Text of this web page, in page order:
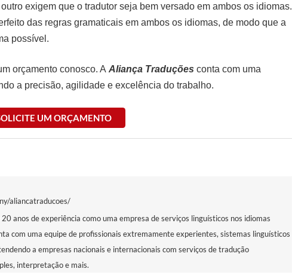
exigem que o tradutor seja bem versado em ambos os idiomas.
das regras gramaticais em ambos os idiomas, de modo que a
possível.
orçamento conosco. A Aliança Traduções conta com uma
a precisão, agilidade e excelência do trabalho.
UM ORÇAMENTO
aliancatraducoes/
anos de experiência como uma empresa de serviços linguísticos nos idiomas
com uma equipe de profissionais extremamente experientes, sistemas linguísticos
a empresas nacionais e internacionais com serviços de tradução
interpretação e mais.